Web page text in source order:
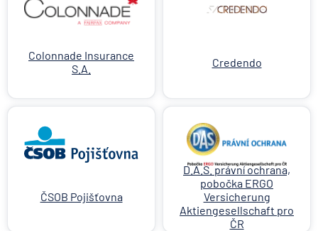
Colonnade Insurance
S.A.
Credendo
ČSOB Pojišťovna
D.A.S. právní ochrana,
pobočka ERGO
Versicherung
Aktiengesellschaft pro
ČR